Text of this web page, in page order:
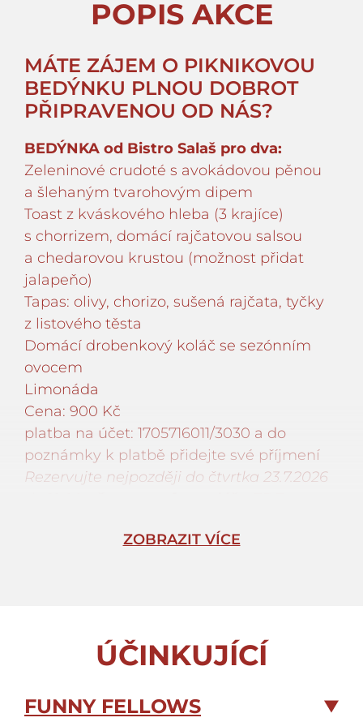
POPIS AKCE
MÁTE ZÁJEM O PIKNIKOVOU
BEDÝNKU PLNOU DOBROT
PŘIPRAVENOU OD NÁS?
BEDÝNKA od Bistro Salaš pro dva:
Zeleninové crudoté s avokádovou pěnou
a šlehaným tvarohovým dipem
Toast z kváskového hleba (3 krajíce)
s chorrizem, domácí rajčatovou salsou
a chedarovou krustou (možnost přidat
jalapeňo)
Tapas: olivy, chorizo, sušená rajčata, tyčky
z listového těsta
Domácí drobenkový koláč se sezónním
ovocem
Limonáda
Cena: 900 Kč
platba na účet: 1705716011/3030 a do
poznámky k platbě přidejte své příjmení
Rezervujte nejpozději do čtvrtka 23.7.2026
ZOBRAZIT VÍCE
ÚČINKUJÍCÍ
FUNNY FELLOWS